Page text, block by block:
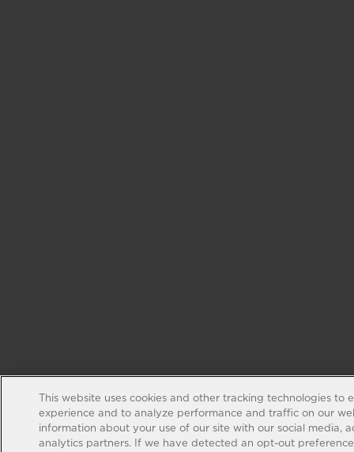
This website uses cookies and other tracking technologies to
experience and to analyze performance and traffic on our
information about your use of our site with our social media,
analytics partners. If we have detected an opt-out